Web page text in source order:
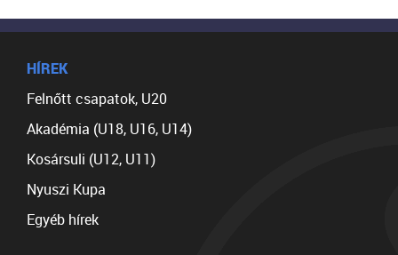
HÍREK
Felnőtt csapatok, U20
Akadémia (U18, U16, U14)
Kosársuli (U12, U11)
Nyuszi Kupa
Egyéb hírek